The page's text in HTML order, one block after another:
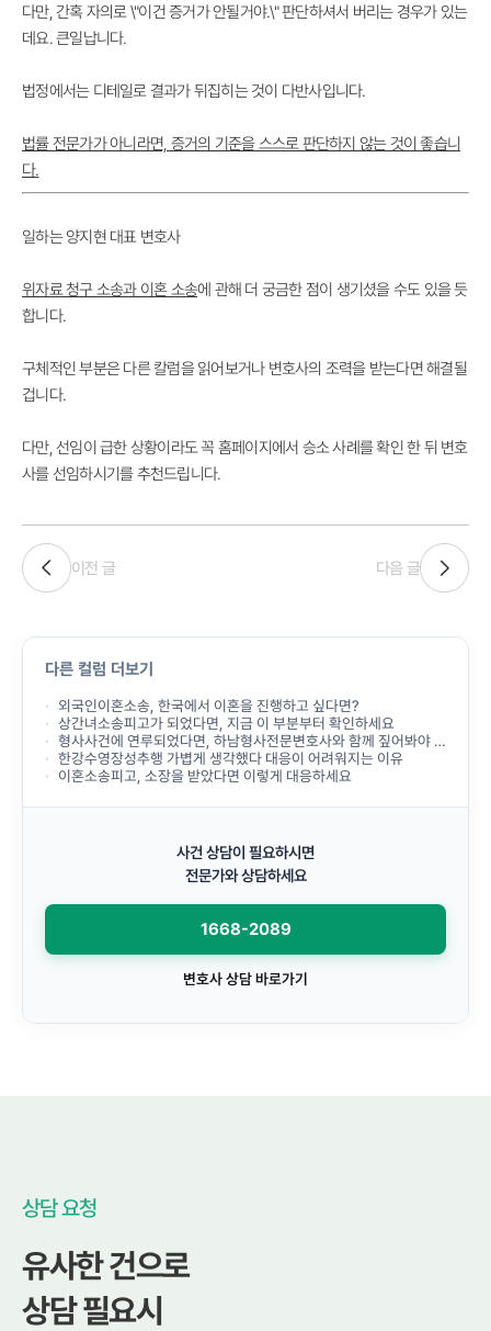
다만,간혹 자의로 \"이건 증거가 안될거야.\" 판단하셔서 버리는 경우가 있는
데요. 큰일납니다.
법정에서는 디테일로 결과가 뒤집히는 것이 다반사입니다.
법률 전문가가 아니라면, 증거의 기준을 스스로 판단하지 않는 것이 좋습니
다.
일하는 양지현 대표 변호사
위자료 청구 소송과 이혼 소송에 관해 더 궁금한 점이 생기셨을 수도 있을 듯
합니다.
구체적인 부분은 다른 칼럼을 읽어보거나 변호사의 조력을 받는다면 해결될
겁니다.
다만,선임이 급한 상황이라도 꼭 홈페이지에서 승소 사례를 확인한 뒤 변호
사를 선임하시기를 추천드립니다.
이전 글 다음 글
다른 컬럼 더보기
외국인이혼소송, 한국에서 이혼을 진행하고 싶다면?
상간녀소송피고가 되었다면, 지금 이 부분부터 확인하세요
형사사건에 연루되었다면, 하남형사전문변호사와 함께 짚어봐야 할 것들
한강수영장성추행 가볍게 생각했다 대응이 어려워지는 이유
이혼소송피고, 소장을 받았다면 이렇게 대응하세요
사건 상담이 필요하시면
전문가와 상담하세요
1668-2089
변호사 상담 바로가기
상담 요청
유사한 건으로
상담 필요시